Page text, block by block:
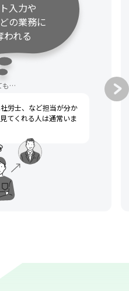
入力や
の業務に
われる
も…
労士、など担当が分か
てくれる人は通常いま